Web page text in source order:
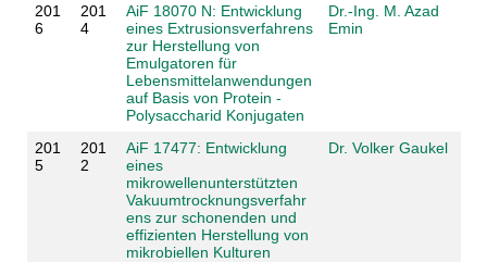
201
6
201
4
AiF 18070 N: Entwicklung
eines Extrusionsverfahrens
zur Herstellung von
Emulgatoren für
Lebensmittelanwendungen
auf Basis von Protein -
Polysaccharid Konjugaten
Dr.-Ing. M. Azad
Emin
201
5
201
2
AiF 17477: Entwicklung
eines
mikrowellenunterstützten
Vakuumtrocknungsverfahr
ens zur schonenden und
effizienten Herstellung von
mikrobiellen Kulturen
Dr. Volker Gaukel